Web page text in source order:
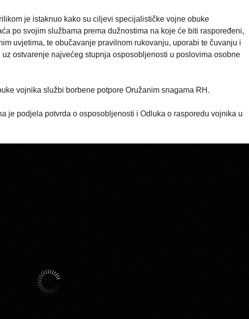
je istaknuo kako su ciljevi specijalističke vojne obuke
po svojim službama prema dužnostima na koje će biti raspoređeni,
uvjetima, te obučavanje pravilnom rukovanju, uporabi te čuvanju i
ostvarenje najvećeg stupnja osposobljenosti u poslovima osobne
vojnika službi borbene potpore Oružanim snagama RH.
je podjela potvrda o osposobljenosti i Odluka o rasporedu vojnika u